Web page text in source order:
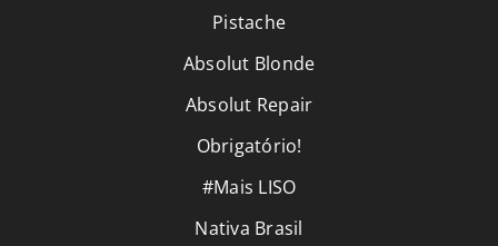
Pistache
Absolut Blonde
Absolut Repair
Obrigatório!
#Mais LISO
Nativa Brasil